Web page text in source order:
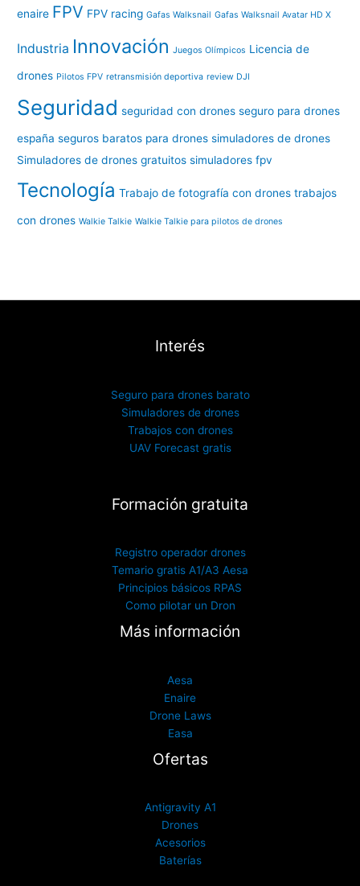
enaire FPV FPV racing Gafas Walksnail Gafas Walksnail Avatar HD X
Industria Innovación Juegos Olímpicos Licencia de
drones Pilotos FPV retransmisión deportiva review DJI
Seguridad seguridad con drones seguro para drones
españa seguros baratos para drones simuladores de drones
Simuladores de drones gratuitos simuladores fpv
Tecnología Trabajo de fotografía con drones trabajos
con drones Walkie Talkie Walkie Talkie para pilotos de drones
Interés
Seguro para drones barato
Simuladores de drones
Trabajos con drones
UAV Forecast gratis
Formación gratuita
Registro operador drones
Temario gratis A1/A3 Aesa
Principios básicos RPAS
Como pilotar un Dron
Más información
Aesa
Enaire
Drone Laws
Easa
Ofertas
Antigravity A1
Drones
Acesorios
Baterías